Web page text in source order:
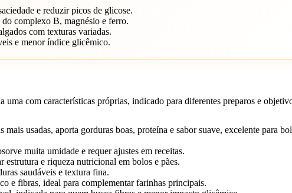
e reduzir picos de glicose.
complexo B, magnésio e ferro.
com texturas variadas.
e menor índice glicêmico.
com características próprias, indicado para diferentes preparos e
mais usadas, aporta gorduras boas, proteína e sabor suave, excelente para
muita umidade e requer ajustes em receitas.
estrutura e riqueza nutricional em bolos e pães.
saudáveis e textura fina.
e fibras, ideal para complementar farinhas principais.